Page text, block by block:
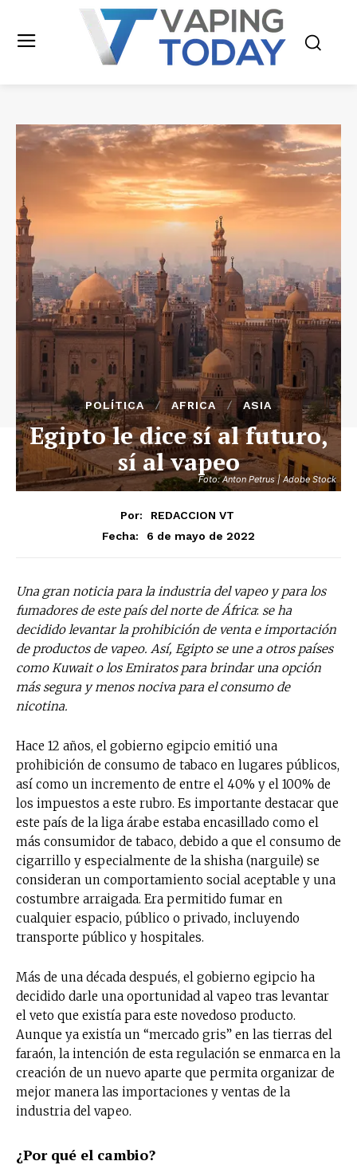
Foto: Anton Petrus | Adobe Stock
POLÍTICA AFRICA ASIA
Egipto le dice sí al futuro,
sí al vapeo
Por:
REDACCION VT
Fecha:
6 de mayo de 2022
Una gran noticia para la industria del vapeo y para los
fumadores de este país del norte de África: se ha
decidido levantar la prohibición de venta e importación
de productos de vapeo. Así, Egipto se une a otros países
como Kuwait o los Emiratos para brindar una opción
más segura y menos nociva para el consumo de
nicotina.
Hace 12 años, el gobierno egipcio emitió una
prohibición de consumo de tabaco en lugares públicos,
así como un incremento de entre el 40% y el 100% de
los impuestos a este rubro. Es importante destacar que
este país de la liga árabe estaba encasillado como el
más consumidor de tabaco, debido a que el consumo de
cigarrillo y especialmente de la shisha (narguile) se
consideran un comportamiento social aceptable y una
costumbre arraigada. Era permitido fumar en
cualquier espacio, público o privado, incluyendo
transporte público y hospitales.
Más de una década después, el gobierno egipcio ha
decidido darle una oportunidad al vapeo tras levantar
el veto que existía para este novedoso producto.
Aunque ya existía un “mercado gris” en las tierras del
faraón, la intención de esta regulación se enmarca en la
creación de un nuevo aparte que permita organizar de
mejor manera las importaciones y ventas de la
industria del vapeo.
¿Por qué el cambio?